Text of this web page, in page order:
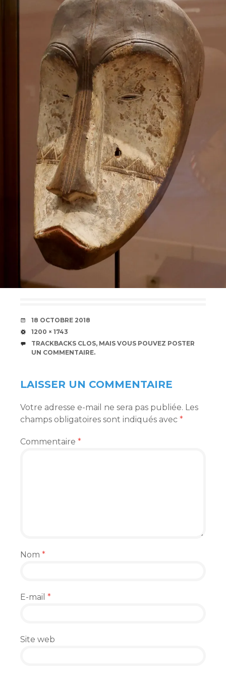
DATE
18 OCTOBRE 2018
TAILLE
1200 × 1743
TRACKBACKS CLOS, MAIS VOUS POUVEZ POSTER
UN COMMENTAIRE.
LAISSER UN COMMENTAIRE
Votre adresse e-mail ne sera pas publiée. Les
champs obligatoires sont indiqués avec *
Commentaire *
Nom *
E-mail *
Site web